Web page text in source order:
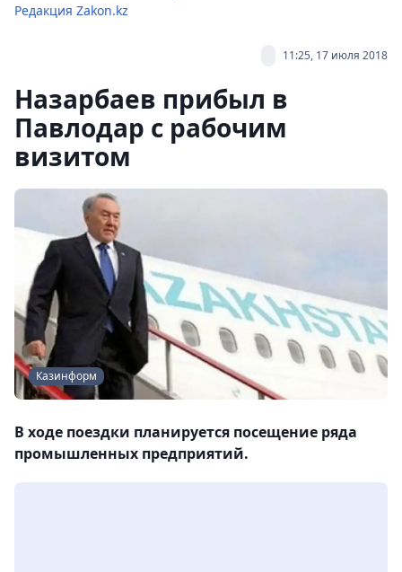
Редакция Zakon.kz
11:25, 17 июля 2018
Назарбаев прибыл в
Павлодар с рабочим
визитом
Казинформ
В ходе поездки планируется посещение ряда
промышленных предприятий.